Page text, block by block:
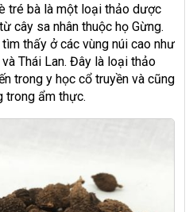
tré bà là một loại thảo dược
cây sa nhân thuộc họ Gừng.
thấy ở các vùng núi cao như
Thái Lan. Đây là loại thảo
trong y học cổ truyền và cũng
trong ẩm thực.